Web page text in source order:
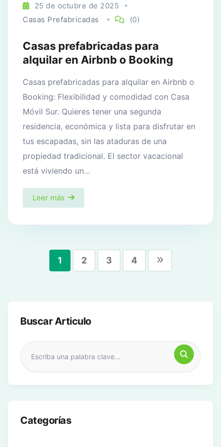
25 de octubre de 2025
Casas Prefabricadas
(0)
Casas prefabricadas para
alquilar en Airbnb o Booking
Casas prefabricadas para alquilar en Airbnb o
Booking: Flexibilidad y comodidad con Casa
Móvil Sur. Quieres tener una segunda
residencia, económica y lista para disfrutar en
tus escapadas, sin las ataduras de una
propiedad tradicional. El sector vacacional
está viviendo un…
Leer más
1 2 3 4
Buscar Articulo
Categorías